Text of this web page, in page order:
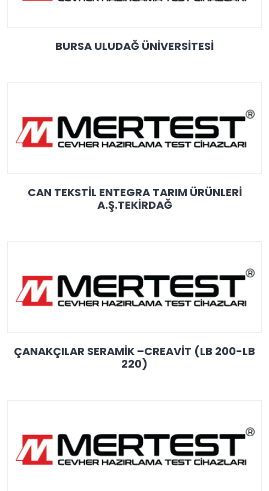
BURSA ULUDAĞ ÜNİVERSİTESİ
CAN TEKSTİL ENTEGRA TARIM ÜRÜNLERİ
A.Ş.TEKİRDAĞ
ÇANAKÇILAR SERAMİK –CREAVİT (LB 200-LB
220)